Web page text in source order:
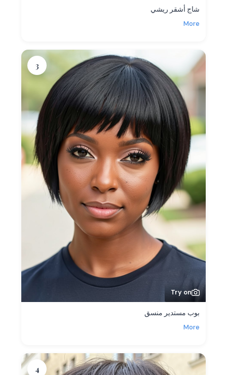
شاج أشقر ريشي
More
3
Try on
بوب مستدير منسق
More
4